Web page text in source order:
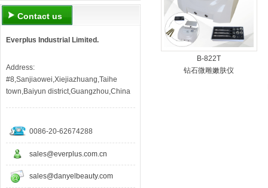
Contact us
Everplus Industrial Limited.
Address:
#8,Sanjiaowei,Xiejiazhuang,Taihe
town,Baiyun district,Guangzhou,China
0086-20-62674288
sales@everplus.com.cn
sales@danyelbeauty.com
B-822T
钻石微雕嫩肤仪